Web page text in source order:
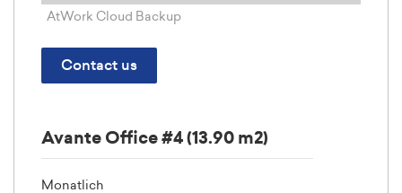
AtWork Cloud Backup
Contact us
Avante Office #4 (13.90 m2)
Monatlich